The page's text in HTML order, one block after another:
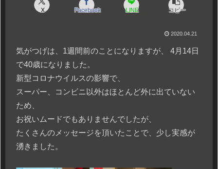
X Facebook LINE コピー
2020.04.21
気がつげは、1週間前のことになりますが、 4月14日
で40歳になりました。
新型コロナウイルスの影響で、
スーパー、コンビニ以外はほとんど外に出ていない
ため、
お祝いムードでもありませんでしたが、
たくさんのメッセージを頂いたことで、少し実感が
湧きました。